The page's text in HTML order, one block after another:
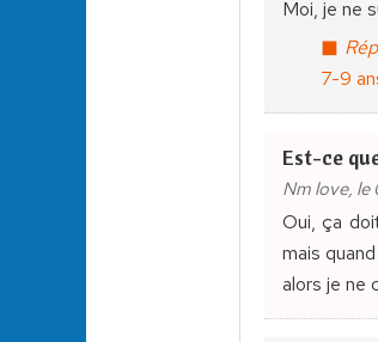
Moi, je ne
7-9
Est-ce
Nm love,
Oui, ça
mais
alors je ne